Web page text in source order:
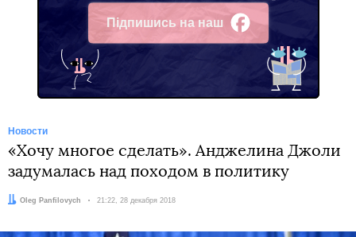
Підпишись на наш
Facebook
Новости
«Хочу многое сделать». Анджелина Джоли
задумалась над походом в политику
Автор:
Oleg Panfilovych Дата:
21:22, 28 декабря 2018